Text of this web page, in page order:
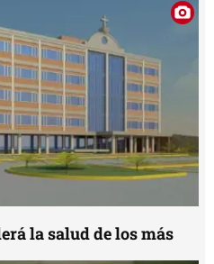
la salud de los más